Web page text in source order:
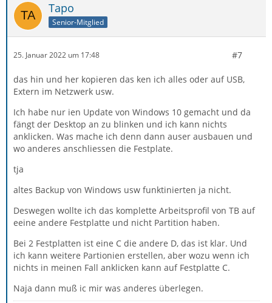
Tapo
Senior-Mitglied
25. Januar 2022 um 17:48 #7
das hin und her kopieren das ken ich alles oder auf USB,
Extern im Netzwerk usw.
Ich habe nur ien Update von Windows 10 gemacht und da
fängt der Desktop an zu blinken und ich kann nichts
anklicken. Was mache ich denn dann auser ausbauen und
wo anderes anschliessen die Festplate.
tja
altes Backup von Windows usw funktinierten ja nicht.
Deswegen wollte ich das komplette Arbeitsprofil von TB auf
eeine andere Festplatte und nicht Partition haben.
Bei 2 Festplatten ist eine C die andere D, das ist klar. Und
ich kann weitere Partionien erstellen, aber wozu wenn ich
nichts in meinen Fall anklicken kann auf Festplatte C.
Naja dann muß ic mir was anderes überlegen.